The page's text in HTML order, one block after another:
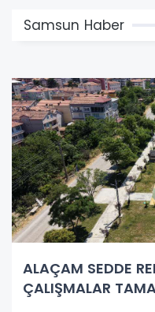
Samsun Haber
ALAÇAM SEDDE
ÇALIŞMALAR